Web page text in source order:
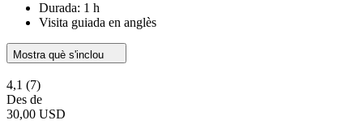
Durada: 1 h
Visita guiada en anglès
Mostra què s'inclou
4,1 (7)
Des de
30,00 USD